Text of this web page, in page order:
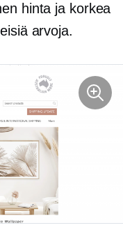
hinta ja korkea
arvoja.